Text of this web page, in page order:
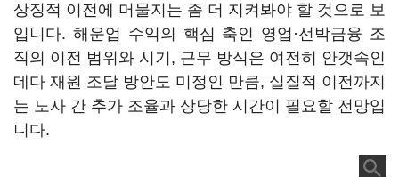
상징적 이전에 머물지는 좀 더 지켜봐야 할 것으로 보
입니다. 해운업 수익의 핵심 축인 영업·선박금융 조
직의 이전 범위와 시기, 근무 방식은 여전히 안갯속인
데다 재원 조달 방안도 미정인 만큼, 실질적 이전까지
는 노사 간 추가 조율과 상당한 시간이 필요할 전망입
니다.